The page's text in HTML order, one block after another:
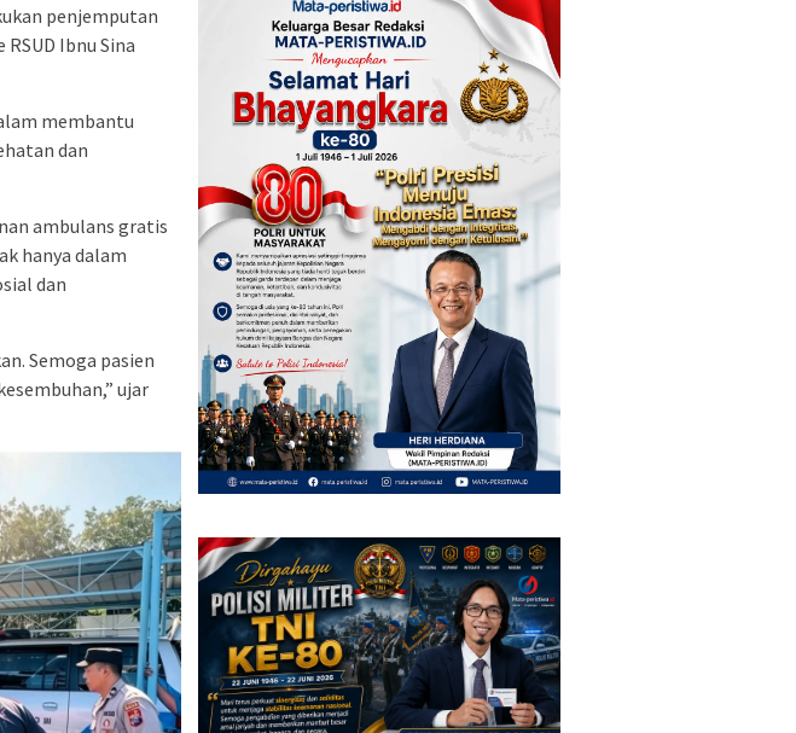
penjemputan
Ibnu Sina
membantu
dan
ambulans gratis
hanya dalam
dan
Semoga pasien
ujar